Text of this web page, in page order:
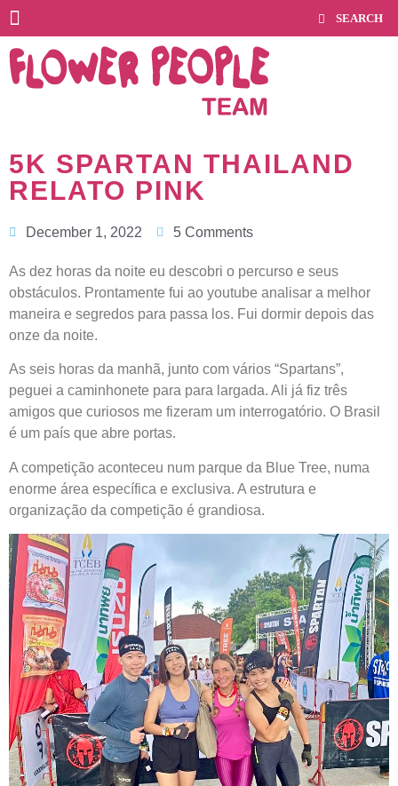
5K SPARTAN THAILAND
RELATO PINK
December 1, 2022 5 Comments
As dez horas da noite eu descobri o percurso e seus
obstáculos. Prontamente fui ao youtube analisar a melhor
maneira e segredos para passa los. Fui dormir depois das
onze da noite.
As seis horas da manhã, junto com vários “Spartans”,
peguei a caminhonete para para largada. Ali já fiz três
amigos que curiosos me fizeram um interrogatório. O Brasil
é um país que abre portas.
A competição aconteceu num parque da Blue Tree, numa
enorme área específica e exclusiva. A estrutura e
organização da competição é grandiosa.